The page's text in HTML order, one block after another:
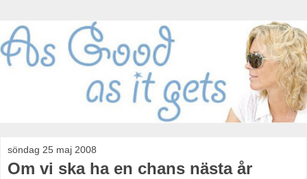
söndag 25 maj 2008
Om vi ska ha en chans nästa år